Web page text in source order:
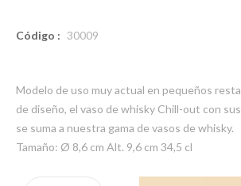
Código : 30009
Modelo de uso muy actual en pequeños
de diseño, el vaso de whisky Chill-out con
se suma a nuestra gama de vasos de whisky.
Tamaño: Ø 8,6 cm Alt. 9,6 cm 34,5 cl